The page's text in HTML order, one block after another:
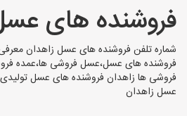
فروشنده های
شماره تلفن فروشنده های عسل زاهدان
فروشنده های عسل،عسل فروشی ها،عمده
فروشی ها زاهدان فروشنده های عسل تولیدی
عسل زاهدان